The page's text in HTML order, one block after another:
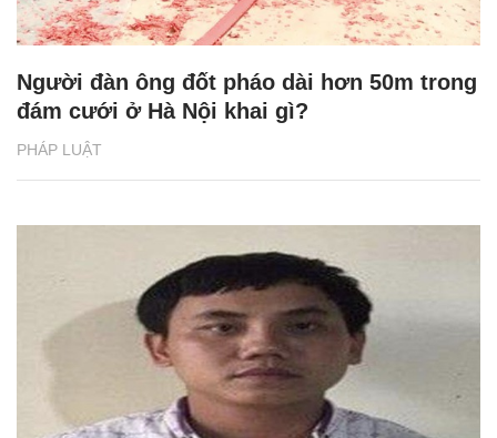
PHÁP LUẬT
Người đàn ông đốt pháo dài hơn 50m trong
đám cưới ở Hà Nội khai gì?